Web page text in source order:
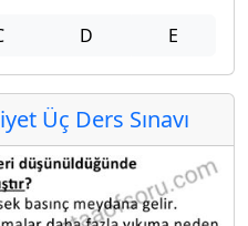
D E
Üç Ders Sınavı